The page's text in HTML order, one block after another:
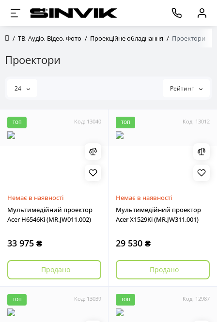
ТВ, Аудіо, Відео, Фото Проекційне обладнання Проектори
Проектори
24 Рейтинг
Код: 13040
ТОП
Немає в наявності
Мультимедійний проектор
Acer H6546Ki (MR.JW011.002)
33 975 ₴
Продано
Код: 13012
ТОП
Немає в наявності
Мультимедійний проектор
Acer X1529Ki (MR.JW311.001)
29 530 ₴
Продано
Код: 13039
ТОП Код: 12987
ТОП